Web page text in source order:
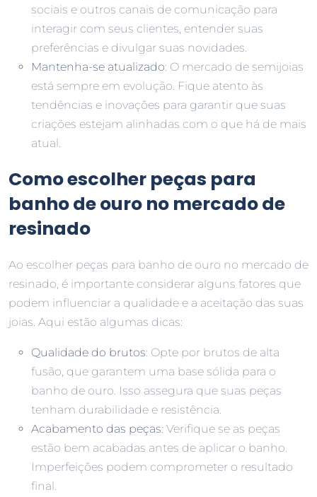
sociais e outros canais de comunicação para
interagir com seus clientes, entender suas
preferências e divulgar suas novidades.
Mantenha-se atualizado: O mercado de semijoias
está sempre em evolução. Fique atento às
tendências e inovações para garantir que suas
criações estejam alinhadas com o que há de mais
atual.
Como escolher peças para
banho de ouro no mercado de
resinado
Ao escolher peças para banho de ouro no mercado de
resinado, é importante considerar alguns fatores que
podem influenciar a qualidade e a aceitação das suas
joias. Aqui estão algumas dicas:
Qualidade do brutos: Opte por brutos de alta
fusão, que garantem uma base sólida para o
banho de ouro. Isso assegura que suas peças
tenham durabilidade e resistência.
Acabamento das peças: Verifique se as peças
estão bem acabadas antes de aplicar o banho.
Imperfeições podem comprometer o resultado
final.